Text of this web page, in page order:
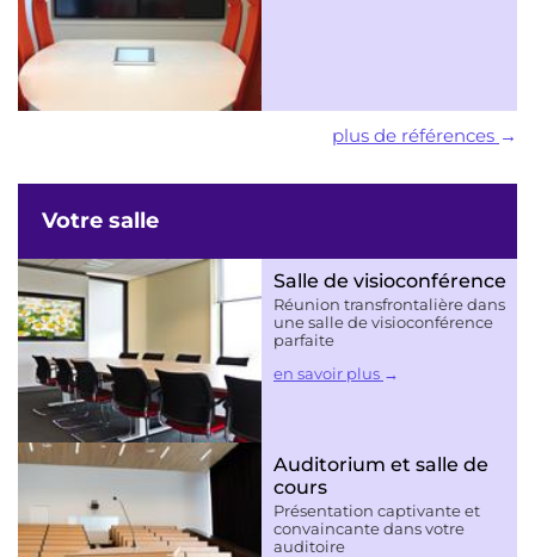
plus de références
Votre salle
Salle de visioconférence
Réunion transfrontalière dans
une salle de visioconférence
parfaite
en savoir plus
Auditorium et salle de
cours
Présentation captivante et
convaincante dans votre
auditoire